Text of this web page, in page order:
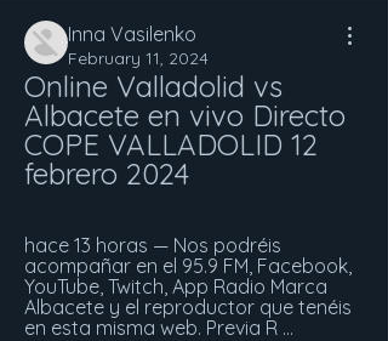
Inna Vasilenko
February 11, 2024
Online Valladolid vs
Albacete en vivo Directo
COPE VALLADOLID 12
febrero 2024
hace 13 horas — Nos podréis
acompañar en el 95.9 FM, Facebook,
YouTube, Twitch, App Radio Marca
Albacete y el reproductor que tenéis
en esta misma web. Previa R ...